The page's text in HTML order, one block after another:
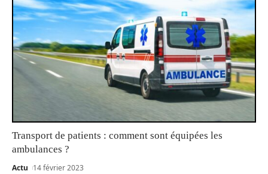
Transport de patients : comment sont équipées les
ambulances ?
Actu 14 février 2023